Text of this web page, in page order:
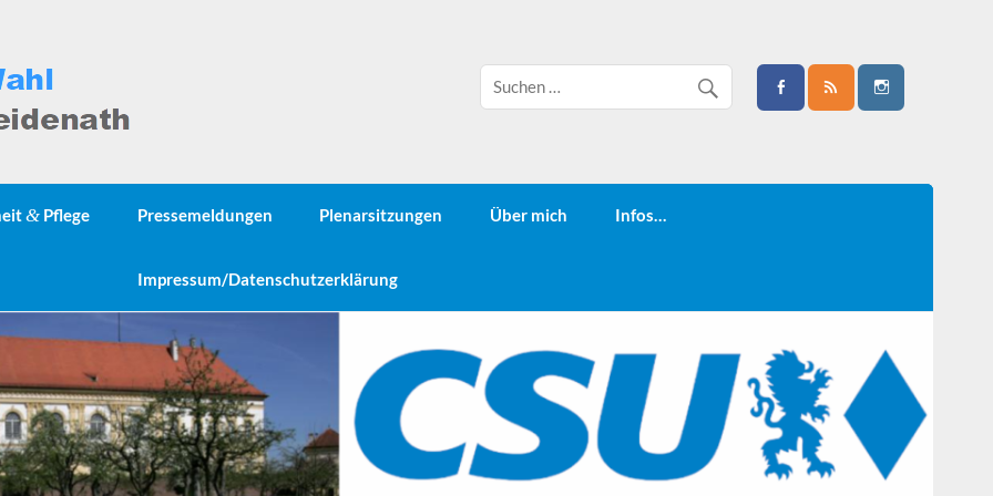
& Pflege Pressemeldungen Plenarsitzungen Über mich Infos…
Impressum/Datenschutzerklärung